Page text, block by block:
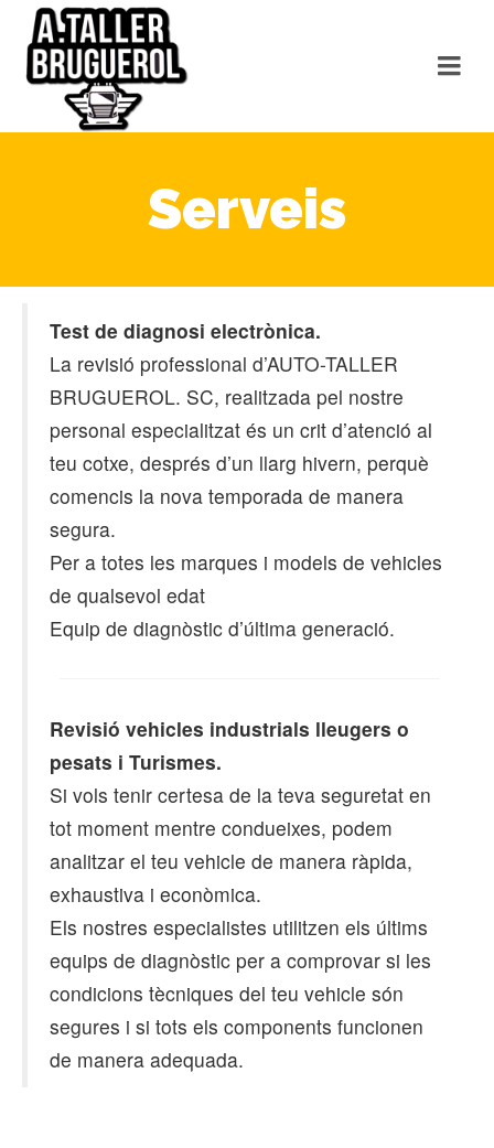
Serveis
Test de diagnosi electrònica.
La revisió professional d’AUTO-TALLER
BRUGUEROL. SC, realitzada pel nostre
personal especialitzat és un crit d’atenció al
teu cotxe, després d’un llarg hivern, perquè
comencis la nova temporada de manera
segura.
Per a totes les marques i models de vehicles
de qualsevol edat
Equip de diagnòstic d’última generació.
Revisió vehicles industrials lleugers o
pesats i Turismes.
Si vols tenir certesa de la teva seguretat en
tot moment mentre condueixes, podem
analitzar el teu vehicle de manera ràpida,
exhaustiva i econòmica.
Els nostres especialistes utilitzen els últims
equips de diagnòstic per a comprovar si les
condicions tècniques del teu vehicle són
segures i si tots els components funcionen
de manera adequada.